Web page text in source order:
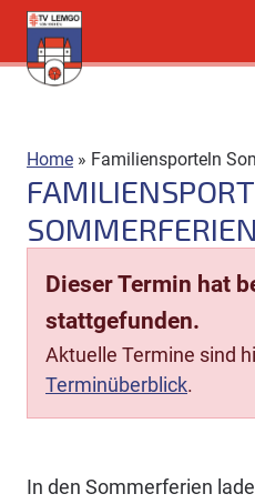
Direkt
zum
Inhalt
Home » Familiensporteln
SOMMERFERIEN
Dieser Termin hat
stattgefunden.
Aktuelle Termine sind
Terminüberblick.
In den Sommerferien